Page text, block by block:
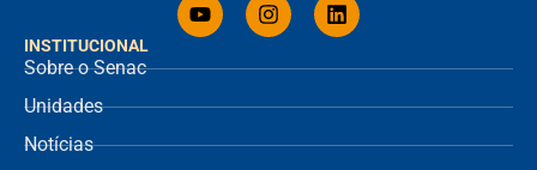
INSTITUCIONAL
Sobre o Senac
Unidades
Notícias